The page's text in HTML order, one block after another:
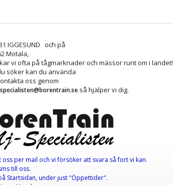
IGGESUND och på
Motala,
vi ofta på tågmarknader och mässor runt om i landet!
söker kan du använda
oss genom
så hjälper vi dig.
oss per mail och vi försöker att svara så fort vi kan.
till oss.
Startsidan, under just "Öppettider".